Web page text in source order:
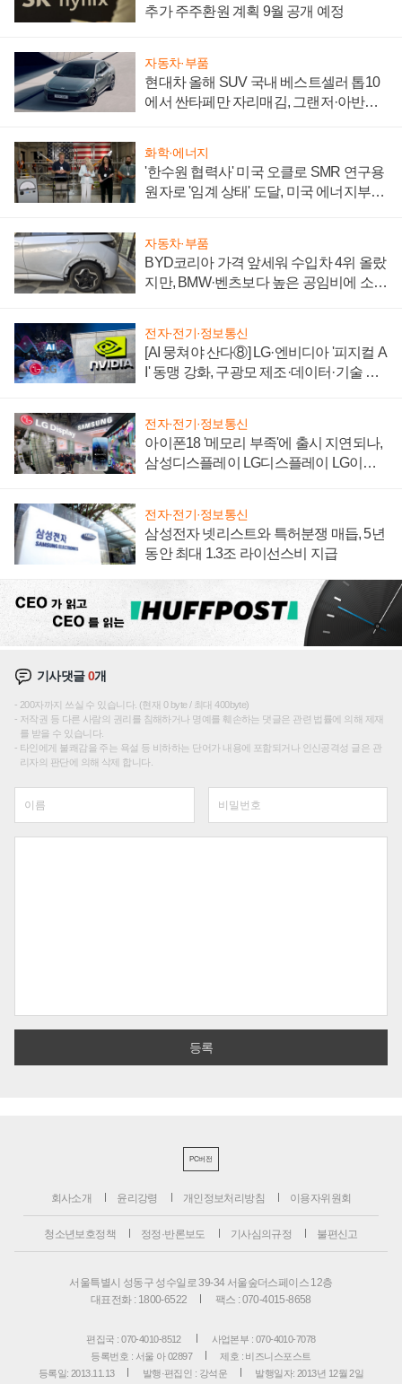
추가 주주환원 계획 9월 공개 예정
자동차·부품
현대차 올해 SUV 국내 베스트셀러 톱10
에서 싼타페만 자리매김, 그랜저·아반떼
화학·에너지
'한수원 협력사' 미국 오클로 SMR 연구용
원자로 '임계 상태' 도달, 미국 에너지부
자동차·부품
BYD코리아 가격 앞세워 수입차 4위 올랐
지만, BMW·벤츠보다 높은 공임비에 소비
전자·전기·정보통신
[AI 뭉쳐야 산다⑧] LG·엔비디아 '피지컬 A
I' 동맹 강화, 구광모 제조·데이터·기술 결
전자·전기·정보통신
아이폰18 '메모리 부족'에 출시 지연되나,
삼성디스플레이 LG디스플레이 LG이노
전자·전기·정보통신
삼성전자 넷리스트와 특허분쟁 매듭, 5년
동안 최대 1.3조 라이선스비 지급
기사댓글0개
200자까지 쓰실 수 있습니다. (현재 0 byte / 최대 400byte)
저작권 등 다른 사람의 권리를 침해하거나 명예를 훼손하는 댓글은 관련 법률에 의해 제재
를 받을 수 있습니다.
타인에게 불쾌감을 주는 욕설 등 비하하는 단어가 내용에 포함되거나 인신공격성 글은 관
리자의 판단에 의해 삭제 합니다.
PC버전
회사소개 윤리강령 개인정보처리방침 이용자위원회
청소년보호정책 정정·반론보도 기사심의규정 불편신고
서울특별시 성동구 성수일로 39-34 서울숲더스페이스 12층
대표전화 : 1800-6522
팩스 : 070-4015-8658
편집국 : 070-4010-8512
사업본부 : 070-4010-7078
등록번호 : 서울 아 02897
제호 : 비즈니스포스트
등록일: 2013.11.13
발행·편집인 : 강석운 발행일자: 2013년 12월 2일